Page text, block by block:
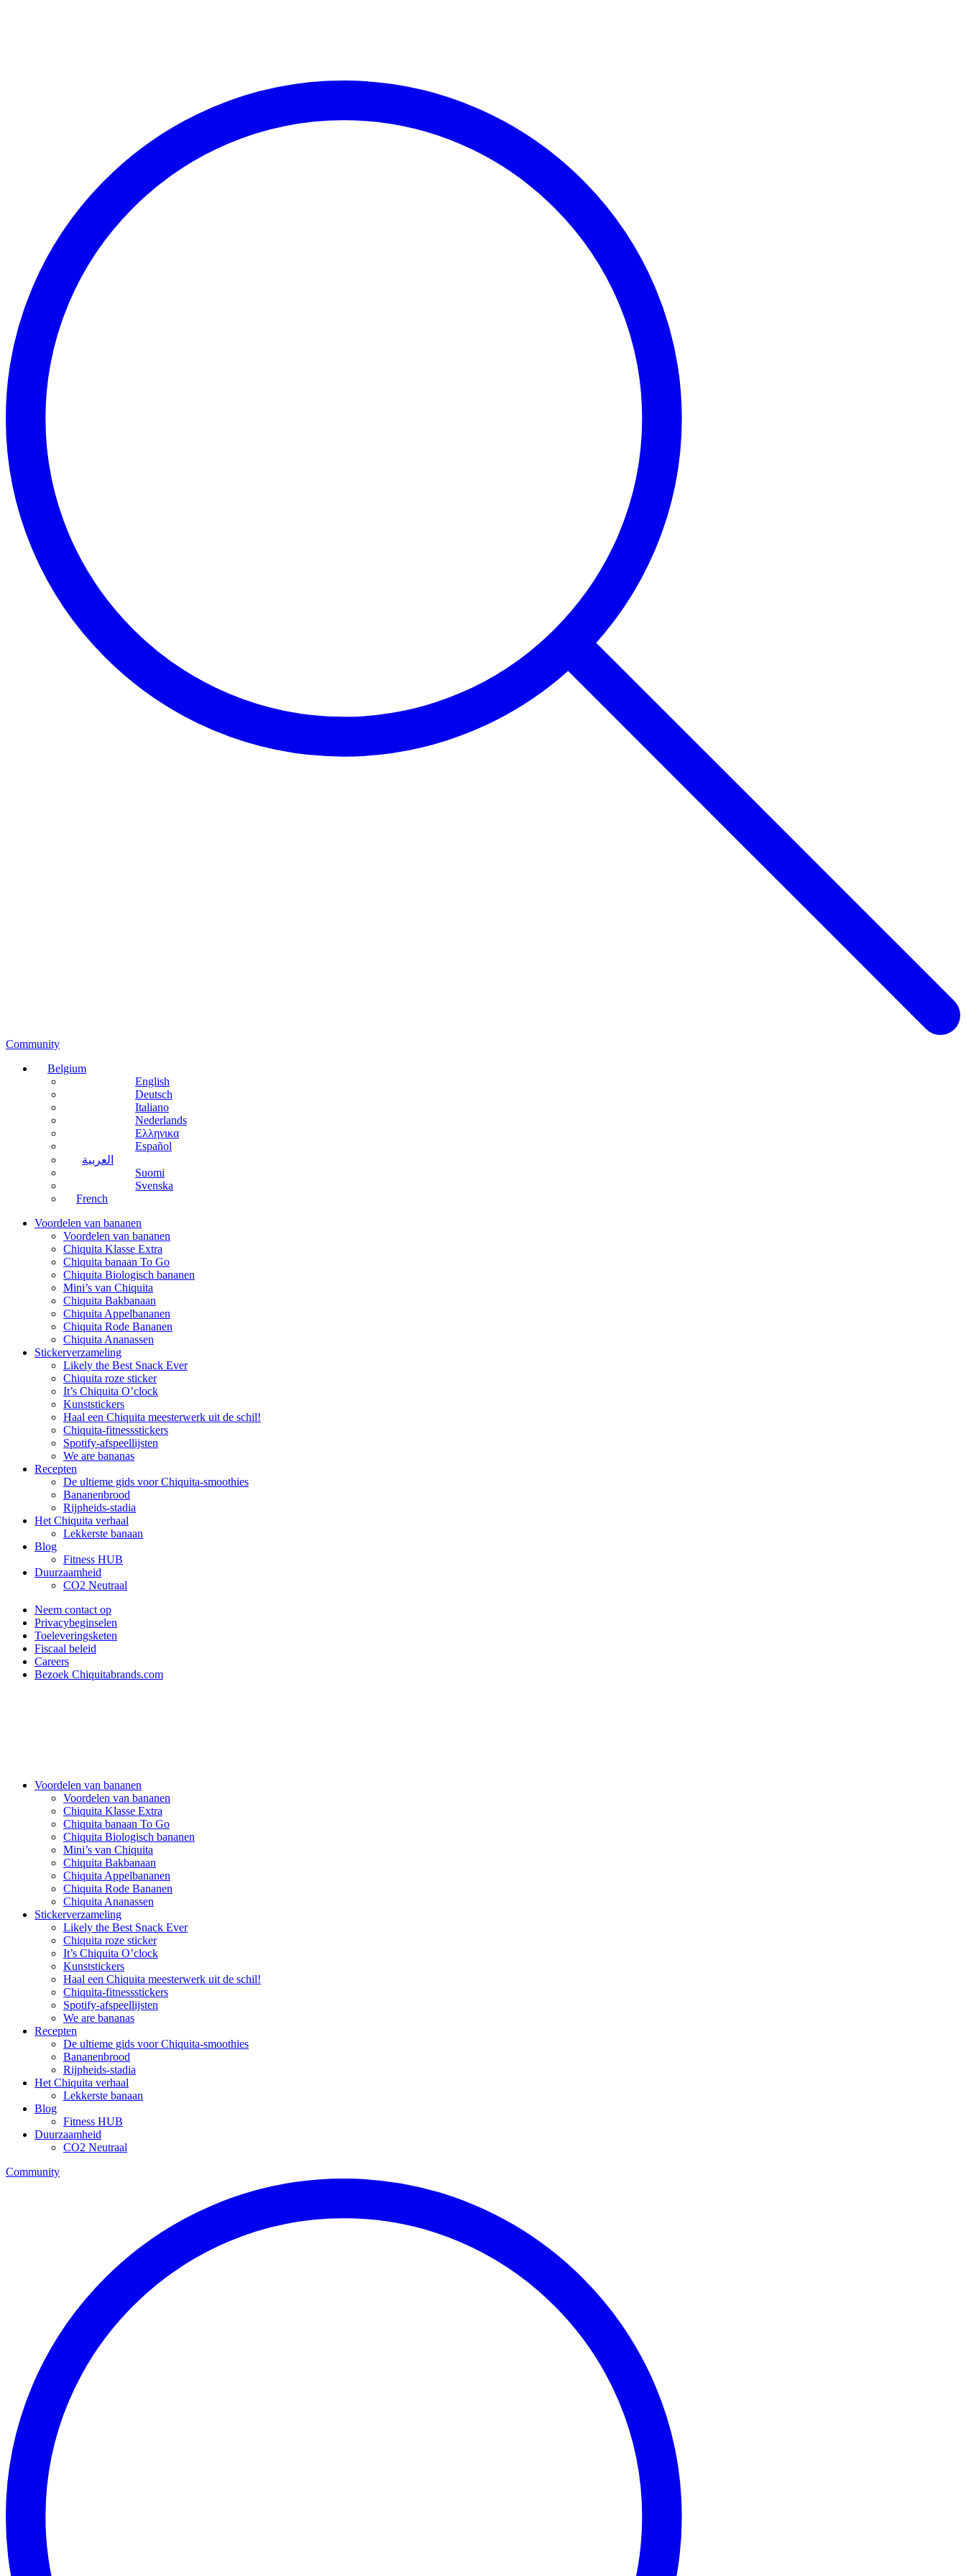
Community
Belgium
English
Deutsch
Italiano
Nederlands
Ελληνικα
Español
العربية
Suomi
Svenska
French
Voordelen van bananen
Voordelen van bananen
Chiquita Klasse Extra
Chiquita banaan To Go
Chiquita Biologisch bananen
Mini’s van Chiquita
Chiquita Bakbanaan
Chiquita Appelbananen
Chiquita Rode Bananen
Chiquita Ananassen
Stickerverzameling
Likely the Best Snack Ever
Chiquita roze sticker
It’s Chiquita O’clock
Kunststickers
Haal een Chiquita meesterwerk uit de schil!
Chiquita-fitnessstickers
Spotify-afspeellijsten
We are bananas
Recepten
De ultieme gids voor Chiquita-smoothies
Bananenbrood
Rijpheids-stadia
Het Chiquita verhaal
Lekkerste banaan
Blog
Fitness HUB
Duurzaamheid
CO2 Neutraal
Neem contact op
Privacybeginselen
Toeleveringsketen
Fiscaal beleid
Careers
Bezoek Chiquitabrands.com
Voordelen van bananen
Voordelen van bananen
Chiquita Klasse Extra
Chiquita banaan To Go
Chiquita Biologisch bananen
Mini’s van Chiquita
Chiquita Bakbanaan
Chiquita Appelbananen
Chiquita Rode Bananen
Chiquita Ananassen
Stickerverzameling
Likely the Best Snack Ever
Chiquita roze sticker
It’s Chiquita O’clock
Kunststickers
Haal een Chiquita meesterwerk uit de schil!
Chiquita-fitnessstickers
Spotify-afspeellijsten
We are bananas
Recepten
De ultieme gids voor Chiquita-smoothies
Bananenbrood
Rijpheids-stadia
Het Chiquita verhaal
Lekkerste banaan
Blog
Fitness HUB
Duurzaamheid
CO2 Neutraal
Community